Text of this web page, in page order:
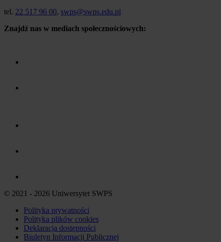
tel. 22 517 96 00, swps@swps.edu.pl
Znajdź nas w mediach społecznościowych:
© 2021 - 2026 Uniwersytet SWPS
Polityka prywatności
Polityka plików cookies
Deklaracja dostępności
Biuletyn Informacji Publicznej